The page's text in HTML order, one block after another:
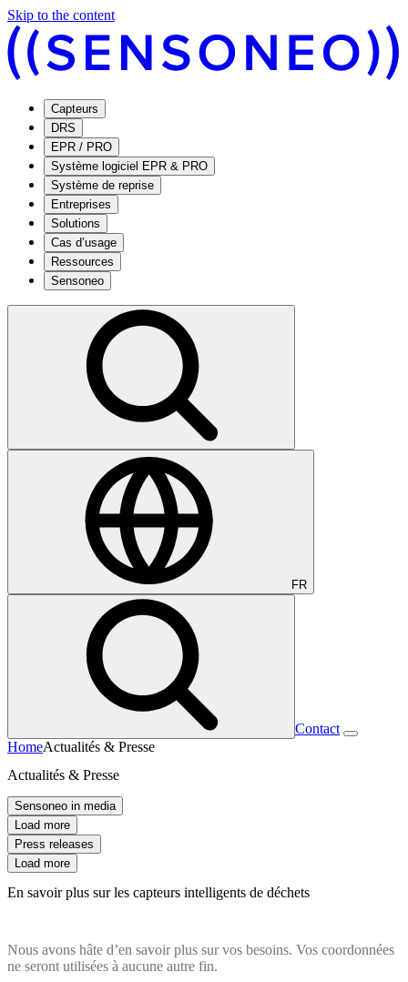
Skip to the content
Capteurs
DRS
EPR / PRO
Système logiciel EPR & PRO
Système de reprise
Entreprises
Solutions
Cas d’usage
Ressources
Sensoneo
FR
Contact
HomeActualités & Presse
Actualités & Presse
Sensoneo in media
Load more
Press releases
Load more
En savoir plus sur les capteurs intelligents de déchets
Nous avons hâte d’en savoir plus sur vos besoins. Vos coordonnées
ne seront utilisées à aucune autre fin.